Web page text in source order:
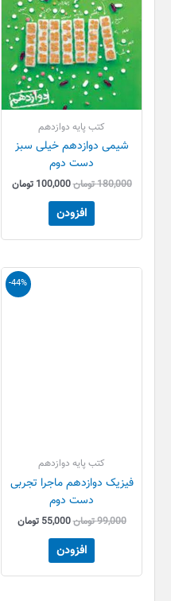
کتب پایه دوازدهم
شیمی دوازدهم خیلی سبز
دست دوم
180,000تومان100,000 تومان
افزودن
-44%
کتب پایه دوازدهم
فیزیک دوازدهم ماجرا تجربی
دست دوم
99,000تومان
قیمت
99,000 تومان
55,000 تومان
قیمت
فعلی
افزودن